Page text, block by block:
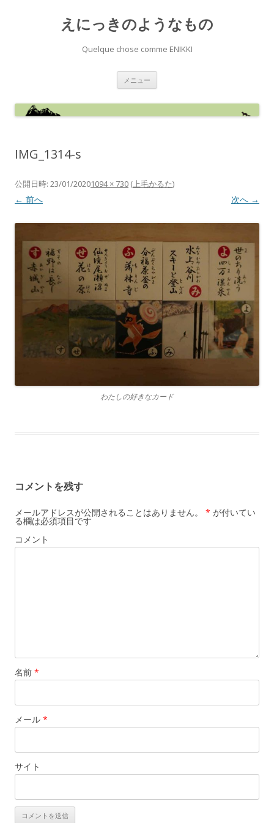
えにっきのようなもの
Quelque chose comme ENIKKI
メニュー
ン
へ
IMG_1314-s
公開日時: 23/01/20201094 × 730 (上毛かるた)
← 前へ 次へ →
わたしの好きなカード
コメントを残す
メールアドレスが公開されることはありません。 * が付いてい
る欄は必須項目です
コメント
名前 *
メール *
サイト